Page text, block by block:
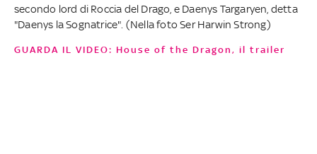
secondo lord di Roccia del Drago, e Daenys Targaryen, detta
"Daenys la Sognatrice". (Nella foto Ser Harwin Strong)
GUARDA IL VIDEO: House of the Dragon, il trailer